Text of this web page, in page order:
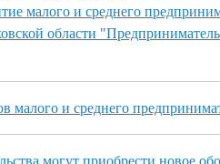
малого и среднего
области
малого и среднего